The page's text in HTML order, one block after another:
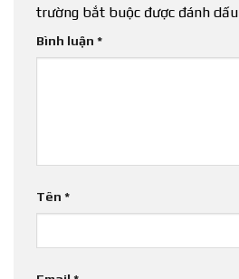
trường bắt buộc được đánh dấu
Bình luận *
Tên *